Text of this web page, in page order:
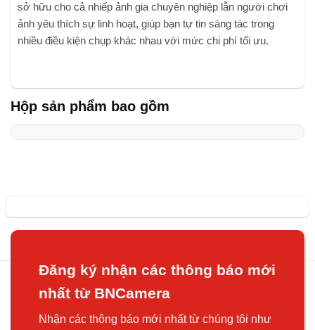
sở hữu cho cả nhiếp ảnh gia chuyên nghiệp lẫn người chơi
ảnh yêu thích sự linh hoạt, giúp bạn tự tin sáng tác trong
nhiều điều kiện chụp khác nhau với mức chi phí tối ưu.
Hộp sản phẩm bao gồm
Đăng ký nhận các thông báo mới
nhất từ BNCamera
Nhận các thông báo mới nhất từ chúng tôi như